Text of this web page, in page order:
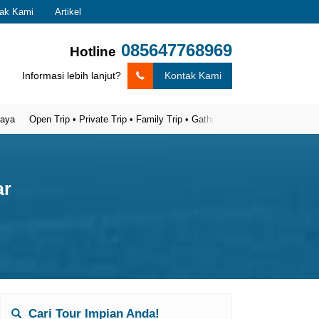
Kami Artikel
Hotline 085647768969
Informasi lebih lanjut? Kontak Kami
Trip • Private Trip • Family Trip • Gathering
Cari Tour Impian Anda!